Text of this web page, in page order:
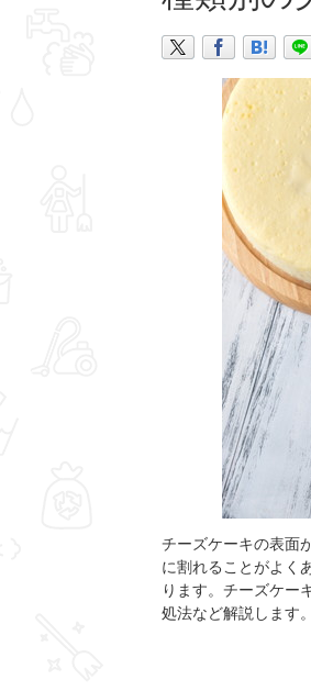
チーズケーキの表面
に割れることがよく
ります。チーズケー
処法など解説します。